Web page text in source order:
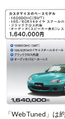
「WebTuned」は